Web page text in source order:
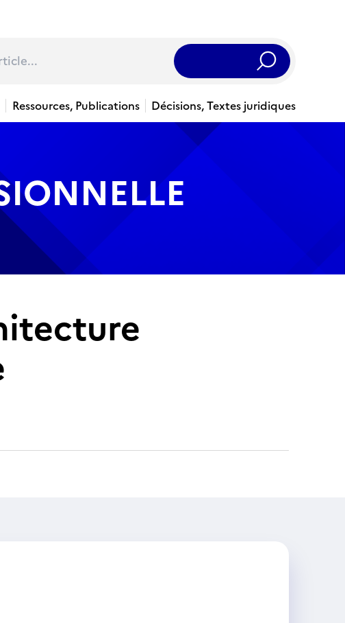
Rechercher
Ressources, Publications Décisions, Textes juridiques